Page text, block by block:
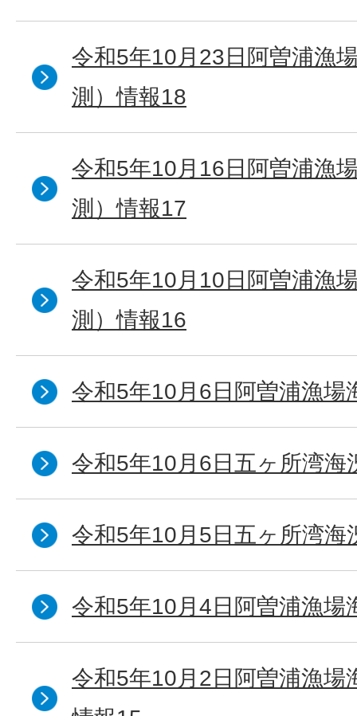
令和5年10月23日阿曽浦漁
測）情報18
令和5年10月16日阿曽浦漁
測）情報17
令和5年10月10日阿曽浦漁
測）情報16
令和5年10月6日阿曽浦漁場
令和5年10月6日五ヶ所湾海
令和5年10月5日五ヶ所湾海
令和5年10月4日阿曽浦漁場
令和5年10月2日阿曽浦漁場